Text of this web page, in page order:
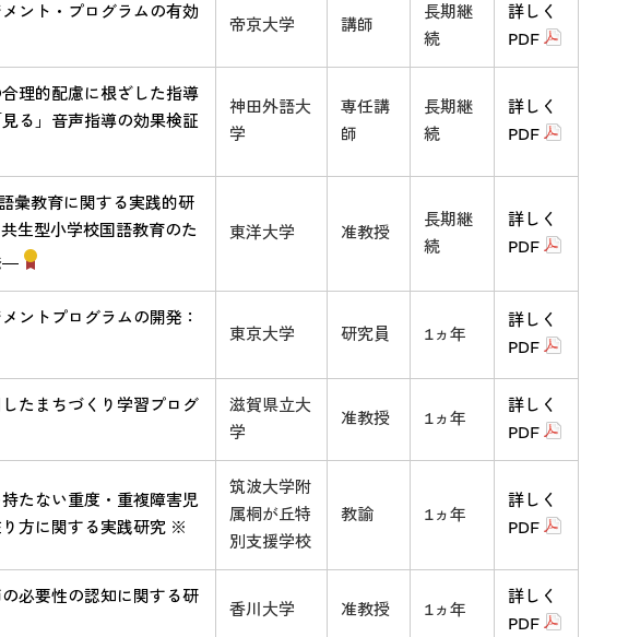
ント・プログラムの有効
帝京大学 講師
長期継
続
詳しく
PDF
理的配慮に根ざした指導
る」音声指導の効果検証
神田外語大
学
専任講
師
長期継
続
詳しく
PDF
彙教育に関する実践的研
生型小学校国語教育のた
―
東洋大学 准教授
長期継
続
詳しく
PDF
ントプログラムの開発：
東京大学 研究員 1ヵ年
詳しく
PDF
たまちづくり学習プログ
滋賀県立大
学
准教授 1ヵ年
詳しく
PDF
たない重度・重複障害児
方に関する実践研究 ※
筑波大学附
属桐が丘特
別支援学校
教諭 1ヵ年
詳しく
PDF
必要性の認知に関する研
香川大学 准教授 1ヵ年
詳しく
PDF